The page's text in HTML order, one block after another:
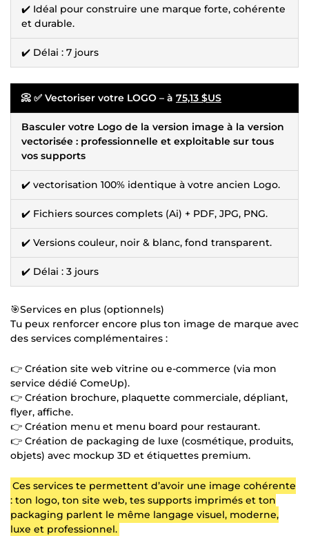
✔️ Idéal pour construire une marque forte, cohérente
et durable.
✔️ Délai : 7 jours
📀 ✅ Vectoriser votre LOGO – à 75,13 $US
Basculer votre Logo de la version image à la version
vectorisée : professionnelle et exploitable sur tous
vos supports
✔️ vectorisation 100% identique à votre ancien Logo.
✔️ Fichiers sources complets (Ai) + PDF, JPG, PNG.
✔️ Versions couleur, noir & blanc, fond transparent.
✔️ Délai : 3 jours
🎯Services en plus (optionnels)
Tu peux renforcer encore plus ton image de marque avec
des services complémentaires :
👉 Création site web vitrine ou e-commerce (via mon
service dédié ComeUp).
👉 Création brochure, plaquette commerciale, dépliant,
flyer, affiche.
👉 Création menu et menu board pour restaurant.
👉 Création de packaging de luxe (cosmétique, produits,
objets) avec mockup 3D et étiquettes premium.
Ces services te permettent d’avoir une image cohérente
: ton logo, ton site web, tes supports imprimés et ton
packaging parlent le même langage visuel, moderne,
luxe et professionnel.